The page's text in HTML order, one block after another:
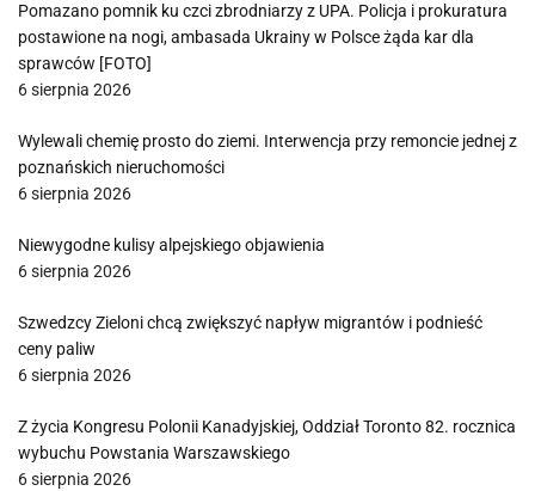
Pomazano pomnik ku czci zbrodniarzy z UPA. Policja i prokuratura
postawione na nogi, ambasada Ukrainy w Polsce żąda kar dla
sprawców [FOTO]
6 sierpnia 2026
Wylewali chemię prosto do ziemi. Interwencja przy remoncie jednej z
poznańskich nieruchomości
6 sierpnia 2026
Niewygodne kulisy alpejskiego objawienia
6 sierpnia 2026
Szwedzcy Zieloni chcą zwiększyć napływ migrantów i podnieść
ceny paliw
6 sierpnia 2026
Z życia Kongresu Polonii Kanadyjskiej, Oddział Toronto 82. rocznica
wybuchu Powstania Warszawskiego
6 sierpnia 2026